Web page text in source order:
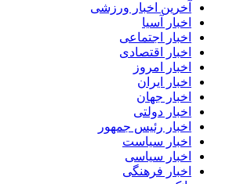
آخرین اخبار ورزشی
اخبار آسیا
اخبار اجتماعی
اخبار اقتصادی
اخبار امروز
اخبار ایران
اخبار جهان
اخبار دولتی
اخبار رئیس جمهور
اخبار سیاست
اخبار سیاسی
اخبار فرهنگی